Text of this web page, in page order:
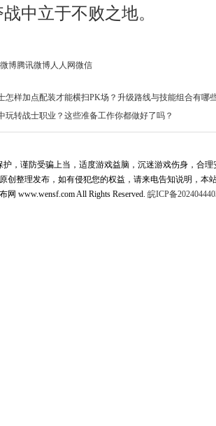
中立于不败之地。
博腾讯微博人人网微信
怎样加点配装才能横扫PK场？升级路线与技能组合有哪
玩转战士职业？这些准备工作你都做好了吗？
，谨防受骗上当，适度游戏益脑，沉迷游戏伤身，合
创整理发布，如有侵犯您的权益，请来电告知说明，本
网 www.wensf.com All Rights Reserved. 皖ICP备